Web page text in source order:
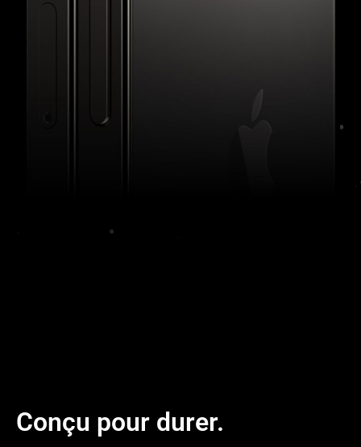
Conçu pour durer.